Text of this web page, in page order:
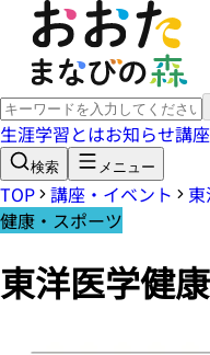
生涯学習とはお知らせ講
検索 メニュー
TOP 講座・イベント
健康・スポーツ
東洋医学